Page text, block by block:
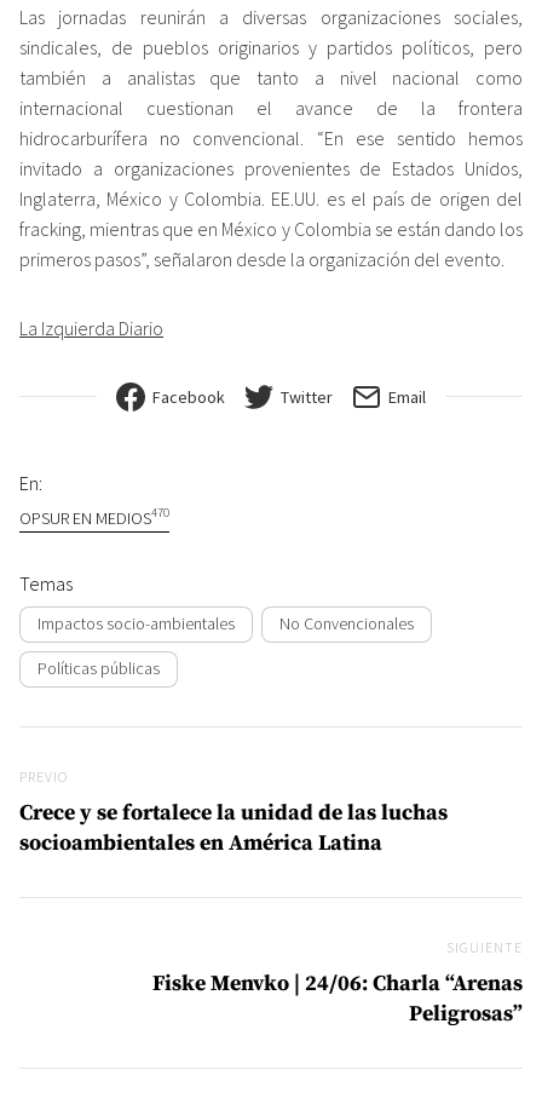
Las jornadas reunirán a diversas organizaciones sociales,
sindicales, de pueblos originarios y partidos políticos, pero
también a analistas que tanto a nivel nacional como
internacional cuestionan el avance de la frontera
hidrocarburífera no convencional. “En ese sentido hemos
invitado a organizaciones provenientes de Estados Unidos,
Inglaterra, México y Colombia. EE.UU. es el país de origen del
fracking, mientras que en México y Colombia se están dando los
primeros pasos”, señalaron desde la organización del evento.
La Izquierda Diario
Facebook Twitter Email
En:
OPSUR EN MEDIOS470
Temas
Impactos socio-ambientales No Convencionales
Políticas públicas
Previo
PREVIO
Crece y se fortalece la unidad de las luchas
socioambientales en América Latina
SIGUIENTE
Fiske Menvko | 24/06: Charla “Arenas
Peligrosas”